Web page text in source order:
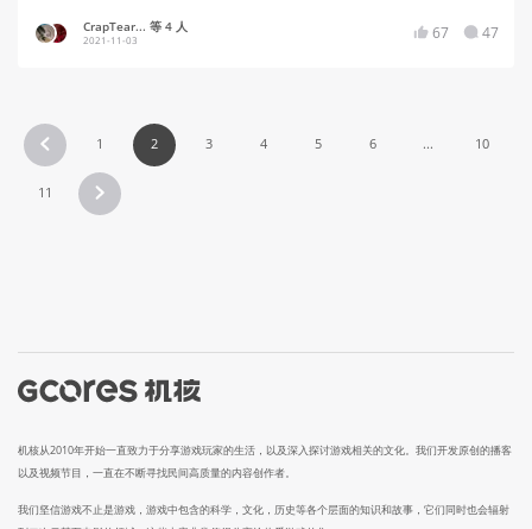
CrapTear... 等 4 人
2021-11-03 67 47
1 2 3 4 5 6 ... 10
11
机核从2010年开始一直致力于分享游戏玩家的生活，以及深入探讨游戏相关的文化。我们开发原创的播客
以及视频节目，一直在不断寻找民间高质量的内容创作者。
我们坚信游戏不止是游戏，游戏中包含的科学，文化，历史等各个层面的知识和故事，它们同时也会辐射